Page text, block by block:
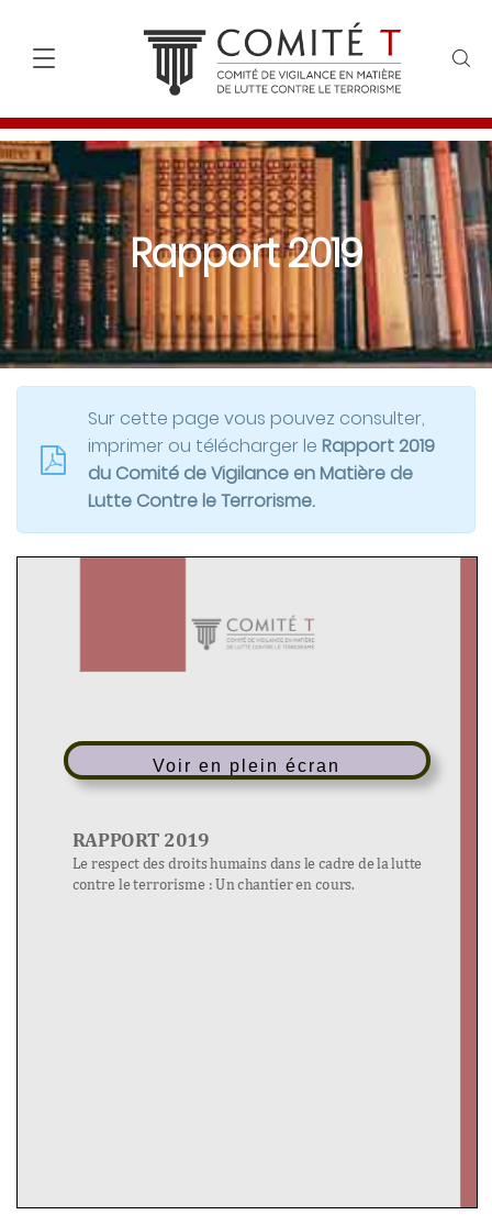
Rapport 2019
Sur cette page vous pouvez consulter,
imprimer ou télécharger le Rapport 2019
du Comité de Vigilance en Matière de
Lutte Contre le Terrorisme.
Voir en plein écran